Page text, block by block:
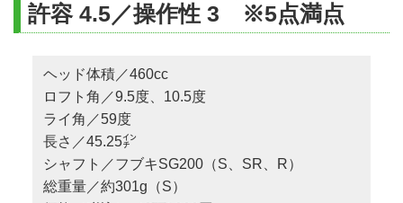
許容 4.5／操作性 3 ※5点満点
ヘッド体積／460cc
ロフト角／9.5度、10.5度
ライ角／59度
長さ／45.25㌅
シャフト／フブキSG200（S、SR、R）
総重量／約301g（S）